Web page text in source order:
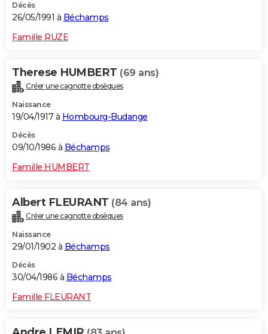
Décès
26/05/1991 à Béchamps
Famille RUZE
Therese HUMBERT (69 ans)
Créer une cagnotte obsèques
Naissance
19/04/1917 à Hombourg-Budange
Décès
09/10/1986 à Béchamps
Famille HUMBERT
Albert FLEURANT (84 ans)
Créer une cagnotte obsèques
Naissance
29/01/1902 à Béchamps
Décès
30/04/1986 à Béchamps
Famille FLEURANT